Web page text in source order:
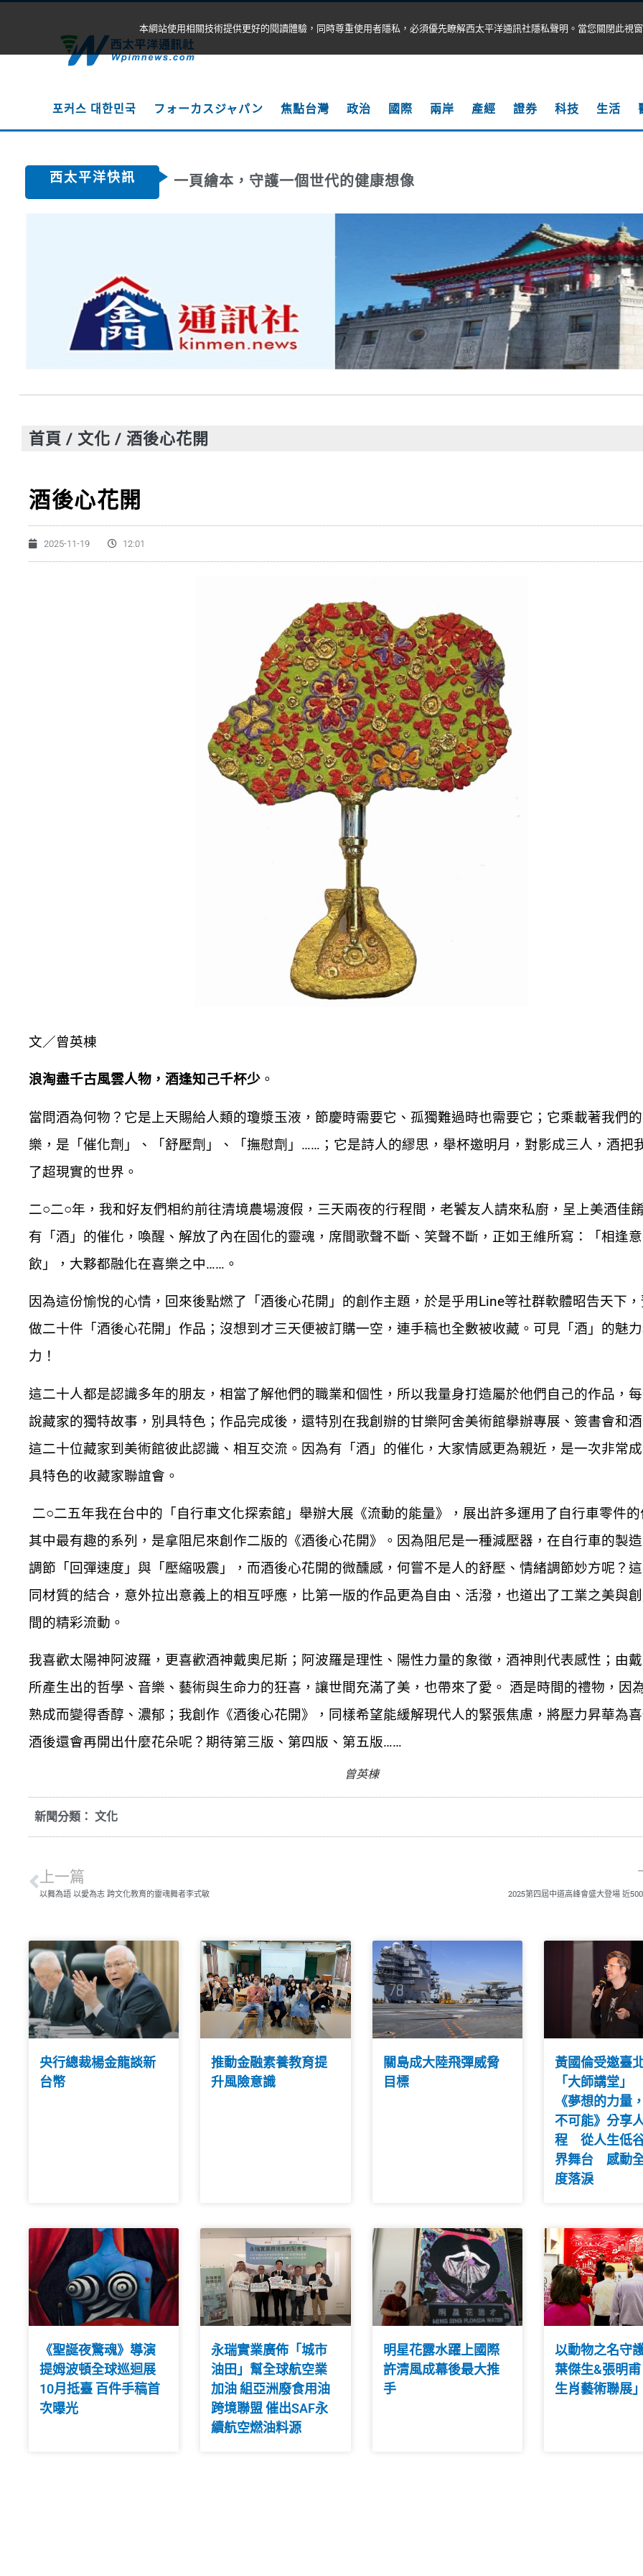
포커스 대한민국 フォーカスジャパン 焦點台灣 政治 國際 兩岸 產經 證券 科技 生活
西太平洋快訊 一頁繪本，守護一個世代的健康想像
首頁 / 文化 / 酒後心花開
酒後心花開
2025-11-19 12:01
文／曾英棟
浪淘盡千古風雲人物，酒逢知己千杯少 。
當問酒為何物？它是上天賜給人類的瓊漿玉液，節慶時需要它、孤獨難過時也需要它；它乘載著我們
樂，是「催化劑」、「舒壓劑」、「撫慰劑」……；它是詩人的繆思，舉杯邀明月，對影成三人，酒把
了超現實的世界。
二○二○年，我和好友們相約前往清境農場渡假，三天兩夜的行程間，老饕友人請來私廚，呈上美酒佳
有「酒」的催化，喚醒、解放了內在固化的靈魂，席間歌聲不斷、笑聲不斷，正如王維所寫：「相逢
飲」，大夥都融化在喜樂之中……。
因為這份愉悅的心情，回來後點燃了「酒後心花開」的創作主題，於是乎用Line等社群軟體昭告天下
做二十件「酒後心花開」作品；沒想到才三天便被訂購一空，連手稿也全數被收藏。可見「酒」的魅
力！
這二十人都是認識多年的朋友，相當了解他們的職業和個性，所以我量身打造屬於他們自己的作品，
說藏家的獨特故事，別具特色；作品完成後，還特別在我創辦的甘樂阿舍美術館擧辦專展、簽書會和
這二十位藏家到美術館彼此認識、相互交流。因為有「酒」的催化，大家情感更為親近，是一次非常
具特色的收藏家聯誼會。
二○二五年我在台中的「自行車文化探索館」舉辦大展《流動的能量》，展出許多運用了自行車零件
其中最有趣的系列，是拿阻尼來創作二版的《酒後心花開》。因為阻尼是一種減壓器，在自行車的製
調節「回彈速度」與「壓縮吸震」，而酒後心花開的微醺感，何嘗不是人的舒壓、情緒調節妙方呢？
同材質的結合，意外拉出意義上的相互呼應，比第一版的作品更為自由、活潑，也道出了工業之美與
間的精彩流動。
我喜歡太陽神阿波羅，更喜歡酒神戴奧尼斯；阿波羅是理性、陽性力量的象徵，酒神則代表感性；由
所產生出的哲學、音樂、藝術與生命力的狂喜，讓世間充滿了美，也帶來了愛。 酒是時間的禮物，因
熟成而變得香醇、濃郁；我創作《酒後心花開》，同樣希望能緩解現代人的緊張焦慮，將壓力昇華為
酒後還會再開出什麼花朵呢？期待第三版、第四版、第五版……
曾英棟
新聞分類： 文化
上一篇
以舞為語 以愛為志 跨文化教育的靈魂舞者李式敏 2025第四屆中道高峰會盛大登場 近
央行總裁楊金龍談新
台幣
推動金融素養教育提
升風險意識
關島成大陸飛彈威脅
目標
黃國倫受邀臺
「大師講堂
《夢想的力量
不可能》分享
程 從人生低
界舞台 感動
度落淚
《聖誕夜驚魂》導演
提姆波頓全球巡迴展
10月抵臺 百件手稿首
次曝光
永瑞實業廣佈「城市
油田」幫全球航空業
加油 組亞洲廢食用油
跨境聯盟 催出SAF永
續航空燃油料源
明星花露水躍上國際
許清風成幕後最大推
手
以動物之名守
葉傑生&張明
生肖藝術聯展
本網站使用相關技術提供更好的閱讀體驗，同時尊重使用者隱私，必須優先瞭解西太平洋通訊社隱私聲明。當您關閉此視